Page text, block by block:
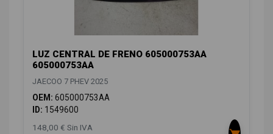
LUZ CENTRAL DE FRENO 605000753AA
605000753AA
JAECOO 7 PHEV 2025
OEM: 605000753AA
ID: 1549600
148,00 € Sin IVA